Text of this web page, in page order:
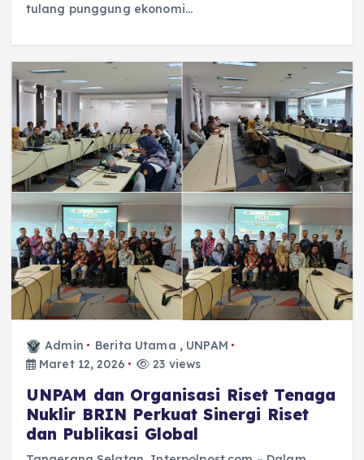
tulang punggung ekonomi…
Admin Berita Utama , UNPAM
Maret 12, 2026
23 views
UNPAM dan Organisasi Riset Tenaga
Nuklir BRIN Perkuat Sinergi Riset
dan Publikasi Global